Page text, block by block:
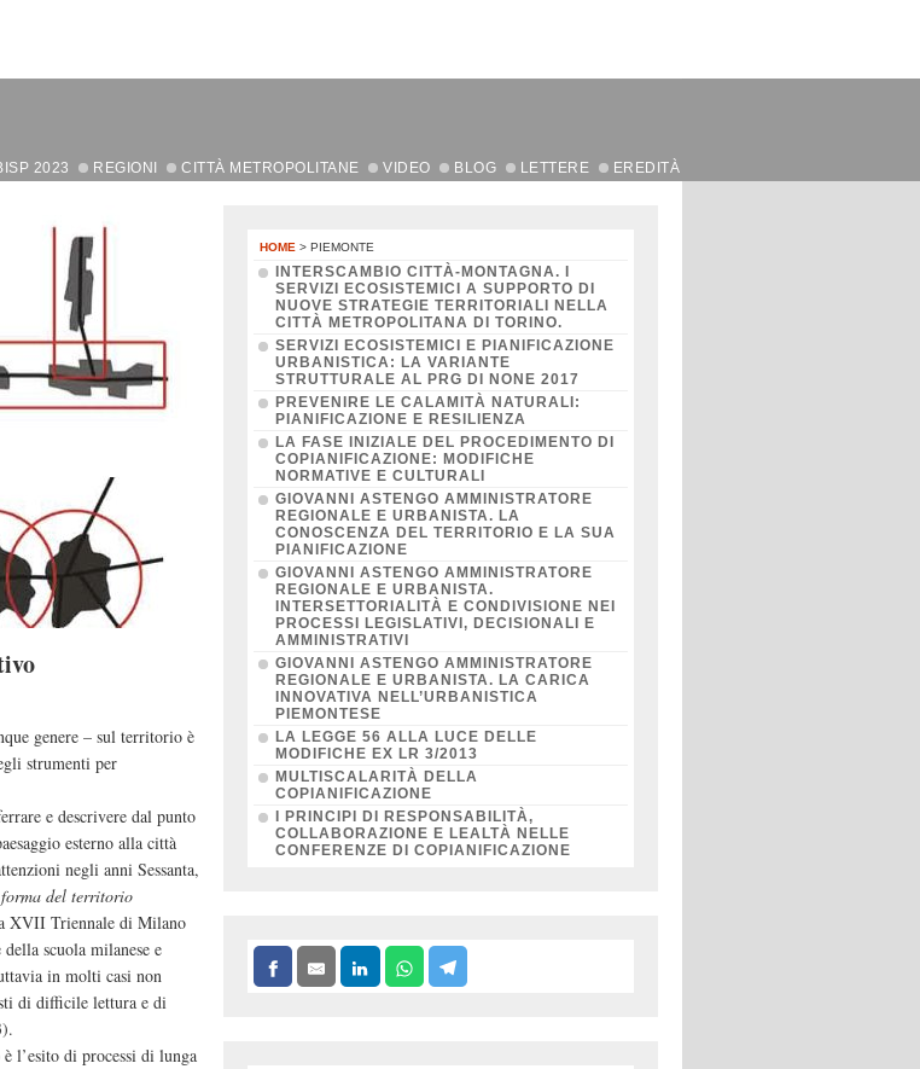
2023 REGIONI CITTÀ METROPOLITANE VIDEO BLOG LETTERE EREDITÀ
genere – sul territorio è
strumenti per
e descrivere dal punto
esterno alla città
negli anni Sessanta,
del territorio
XVII Triennale di Milano
scuola milanese e
in molti casi non
di difficile lettura e di
l’esito di processi di lunga
HOME > PIEMONTE
INTERSCAMBIO CITTÀ-MONTAGNA. I
SERVIZI ECOSISTEMICI A SUPPORTO DI
NUOVE STRATEGIE TERRITORIALI NELLA
CITTÀ METROPOLITANA DI TORINO.
SERVIZI ECOSISTEMICI E PIANIFICAZIONE
URBANISTICA: LA VARIANTE
STRUTTURALE AL PRG DI NONE 2017
PREVENIRE LE CALAMITÀ NATURALI:
PIANIFICAZIONE E RESILIENZA
LA FASE INIZIALE DEL PROCEDIMENTO DI
COPIANIFICAZIONE: MODIFICHE
NORMATIVE E CULTURALI
GIOVANNI ASTENGO AMMINISTRATORE
REGIONALE E URBANISTA. LA
CONOSCENZA DEL TERRITORIO E LA SUA
PIANIFICAZIONE
GIOVANNI ASTENGO AMMINISTRATORE
REGIONALE E URBANISTA.
INTERSETTORIALITÀ E CONDIVISIONE NEI
PROCESSI LEGISLATIVI, DECISIONALI E
AMMINISTRATIVI
GIOVANNI ASTENGO AMMINISTRATORE
REGIONALE E URBANISTA. LA CARICA
INNOVATIVA NELL’URBANISTICA
PIEMONTESE
LA LEGGE 56 ALLA LUCE DELLE
MODIFICHE EX LR 3/2013
MULTISCALARITÀ DELLA
COPIANIFICAZIONE
I PRINCIPI DI RESPONSABILITÀ,
COLLABORAZIONE E LEALTÀ NELLE
CONFERENZE DI COPIANIFICAZIONE